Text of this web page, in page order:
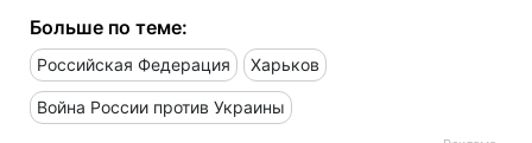
Больше по теме:
Российская Федерация Харьков
Война России против Украины